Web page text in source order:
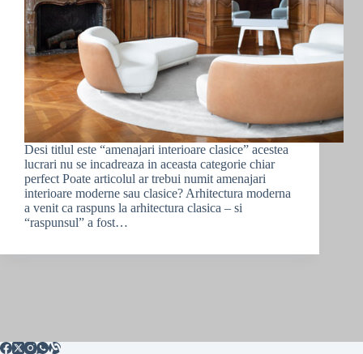
Desi titlul este “amenajari interioare clasice” acestea
lucrari nu se incadreaza in aceasta categorie chiar
perfect Poate articolul ar trebui numit amenajari
interioare moderne sau clasice? Arhitectura moderna
a venit ca raspuns la arhitectura clasica – si
“raspunsul” a fost…